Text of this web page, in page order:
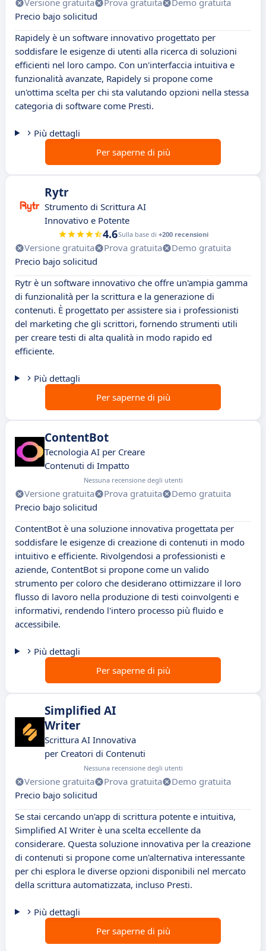
Versione gratuita Prova gratuita
Demo gratuita
Precio bajo solicitud
Rapidely è un software innovativo progettato per
soddisfare le esigenze di utenti alla ricerca di soluzioni
efficienti nel loro campo. Con un'interfaccia intuitiva e
funzionalità avanzate, Rapidely si propone come
un'ottima scelta per chi sta valutando opzioni nella stessa
categoria di software come Presti.
Più dettagli
Per saperne di più
Rytr
Strumento di Scrittura AI
Innovativo e Potente
4.6Sulla base di +200 recensioni
Versione gratuita Prova gratuita
Demo gratuita
Precio bajo solicitud
Rytr è un software innovativo che offre un'ampia gamma
di funzionalità per la scrittura e la generazione di
contenuti. È progettato per assistere sia i professionisti
del marketing che gli scrittori, fornendo strumenti utili
per creare testi di alta qualità in modo rapido ed
efficiente.
Più dettagli
Per saperne di più
ContentBot
Tecnologia AI per Creare
Contenuti di Impatto
Nessuna recensione degli utenti
Versione gratuita Prova gratuita
Demo gratuita
Precio bajo solicitud
ContentBot è una soluzione innovativa progettata per
soddisfare le esigenze di creazione di contenuti in modo
intuitivo e efficiente. Rivolgendosi a professionisti e
aziende, ContentBot si propone come un valido
strumento per coloro che desiderano ottimizzare il loro
flusso di lavoro nella produzione di testi coinvolgenti e
informativi, rendendo l'intero processo più fluido e
accessibile.
Più dettagli
Per saperne di più
Simplified AI
Writer
Scrittura AI Innovativa
per Creatori di Contenuti
Nessuna recensione degli utenti
Versione gratuita Prova gratuita
Demo gratuita
Precio bajo solicitud
Se stai cercando un'app di scrittura potente e intuitiva,
Simplified AI Writer è una scelta eccellente da
considerare. Questa soluzione innovativa per la creazione
di contenuti si propone come un'alternativa interessante
per chi esplora le diverse opzioni disponibili nel mercato
della scrittura automatizzata, incluso Presti.
Più dettagli
Per saperne di più